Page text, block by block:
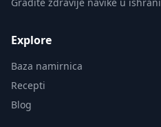
Explore
Baza namirnica
Recepti
Blog